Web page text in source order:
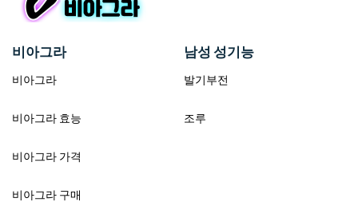
비아그라
비아그라
비아그라 효능
비아그라 가격
비아그라 구매
남성 성기능
발기부전
조루